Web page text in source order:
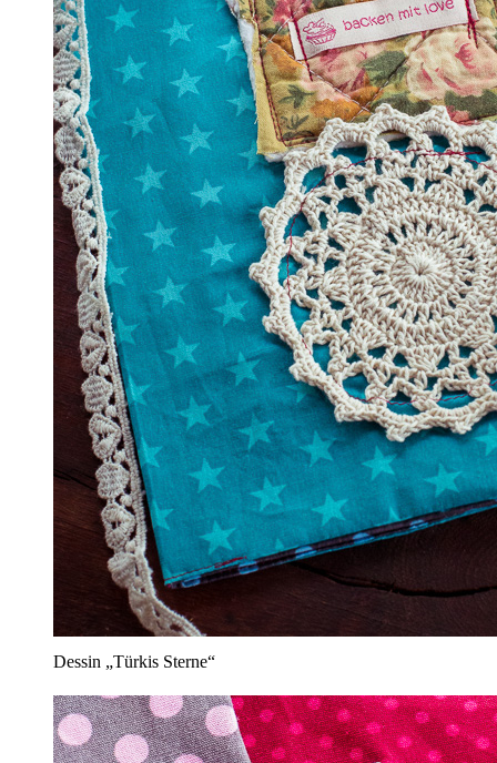
Dessin „Türkis Sterne“